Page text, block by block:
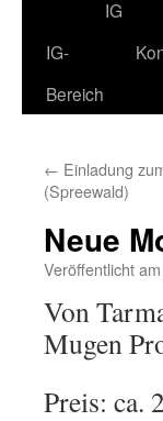
IG
IG-
Bereich
← Einladung
(Spreewald)
Neue
Veröffentlicht am
Von
Mugen
Preis: ca.